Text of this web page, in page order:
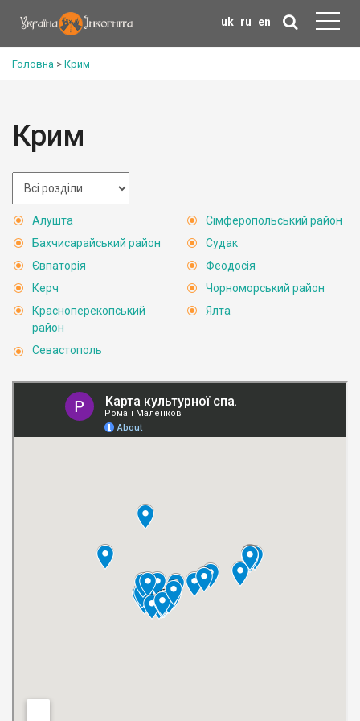
uk ru en
Головна > Крим
Крим
Алушта
Бахчисарайський район
Євпаторія
Керч
Красноперекопський
район
Севастополь
Сімферопольський район
Судак
Феодосія
Чорноморський район
Ялта